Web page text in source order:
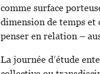
comme surface
dimension de temps et
penser en relation –
La journée d’étude